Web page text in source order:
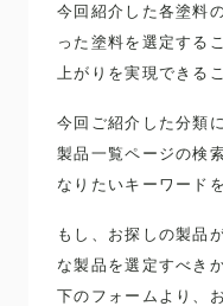
今回紹介した各塗料
った塗料を選定する
上がりを実現できる
今回ご紹介した分類
製品一覧ページの検
なりたいキーワード
もし、お探しの製品
な製品を選定すべき
下のフォームより、